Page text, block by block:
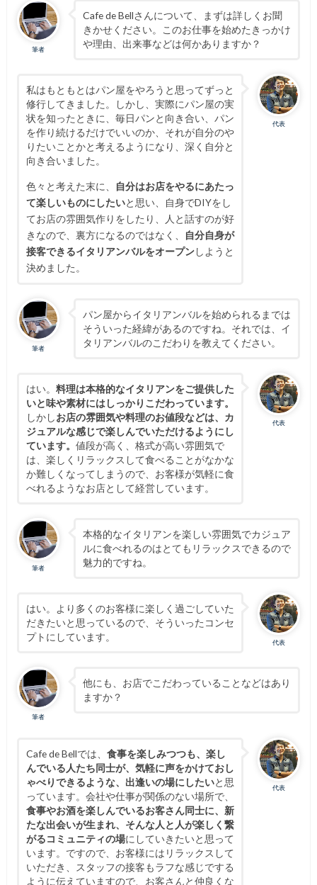
筆者
Cafe de Bellさんについて、まずは詳しくお聞
きかせください。このお仕事を始めたきっかけ
や理由、出来事などは何かありますか？
代表
私はもともとはパン屋をやろうと思ってずっと
修行してきました。しかし、実際にパン屋の実
状を知ったときに、毎日パンと向き合い、パン
を作り続けるだけでいいのか、それが自分のや
りたいことかと考えるようになり、深く自分と
向き合いました。
色々と考えた末に、
自分はお店をやるにあたっ
て楽しいものにしたいと思い、自身でDIYをし
てお店の雰囲気作りをしたり、人と話すのが好
きなので、裏方になるのではなく、
自分自身が
接客できるイタリアンバルをオープンしようと
決めました。
筆者
パン屋からイタリアンバルを始められるまでは
そういった経緯があるのですね。それでは、イ
タリアンバルのこだわりを教えてください。
代表
はい。 料理は本格的なイタリアンをご提供した
いと味や素材にはしっかりこだわっています。
しかしお店の雰囲気や料理のお値段などは、カ
ジュアルな感じで楽しんでいただけるようにし
ています。 値段が高く、格式が高い雰囲気で
は、楽しくリラックスして食べることがなかな
か難しくなってしまうので、お客様が気軽に食
べれるようなお店として経営しています。
筆者
本格的なイタリアンを楽しい雰囲気でカジュア
ルに食べれるのはとてもリラックスできるので
魅力的ですね。
代表
はい。より多くのお客様に楽しく過ごしていた
だきたいと思っているので、そういったコンセ
プトにしています。
筆者
他にも、お店でこだわっていることなどはあり
ますか？
代表
Cafe de Bellでは、 食事を楽しみつつも、楽し
んでいる人たち同士が、気軽に声をかけておし
ゃべりできるような、出逢いの場にしたいと思
っています。会社や仕事が関係のない場所で、
食事やお酒を楽しんでいるお客さん同士に、新
たな出会いが生まれ、そんな人と人が楽しく繋
がるコミュニティの場にしていきたいと思って
います。ですので、お客様にはリラックスして
いただき、スタッフの接客もラフな感じでする
ように伝えていますので、お客さんと仲良くな